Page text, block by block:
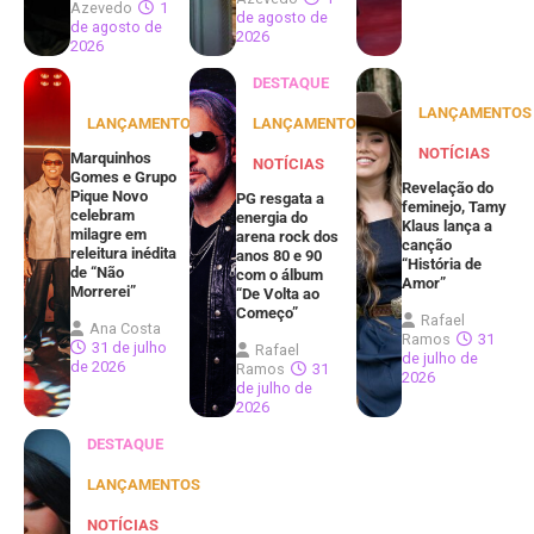
Azevedo
1
de agosto de
2026
de agosto de
2026
LANÇAMENTOS
Marquinhos
Gomes e Grupo
Pique Novo
celebram
milagre em
releitura inédita
de “Não
Morrerei”
Ana Costa
31 de julho
de 2026
DESTAQUE
LANÇAMENTOS
NOTÍCIAS
PG resgata a
energia do
arena rock dos
anos 80 e 90
com o álbum
“De Volta ao
Começo”
Rafael
Ramos
31
de julho de
2026
LANÇAMENTOS
NOTÍCIAS
Revelação do
feminejo, Tamy
Klaus lança a
canção
“História de
Amor”
Rafael
Ramos
31
de julho de
2026
DESTAQUE
LANÇAMENTOS
NOTÍCIAS